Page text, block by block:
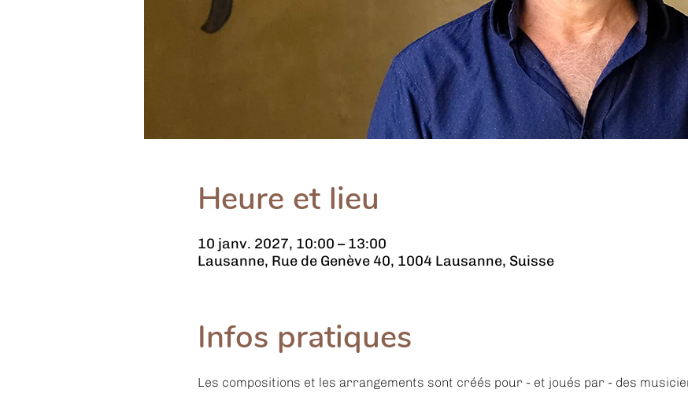
Heure et lieu
10 janv. 2027, 10:00 – 13:00
Lausanne, Rue de Genève 40, 1004 Lausanne, Suisse
Infos pratiques
Les compositions et les arrangements sont créés pour - et joués par - des